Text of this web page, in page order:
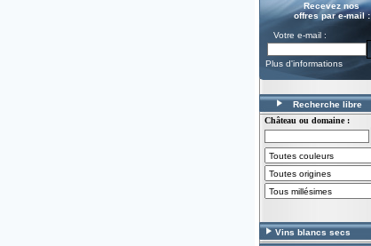
Recevez nos
offres par e-mail :
Votre e-mail :
Plus d'informations
Recherche libre
Château ou domaine :
Vins blancs secs